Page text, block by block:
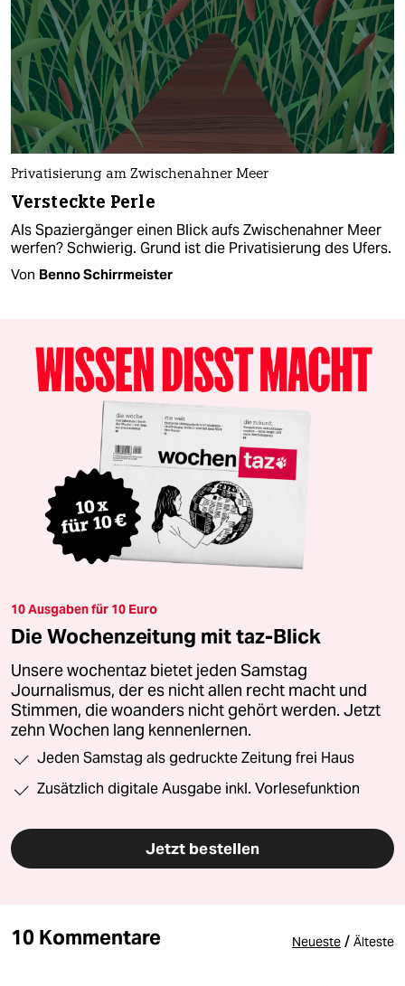
Privatisierung am Zwischenahner Meer
Versteckte Perle
Als Spaziergänger einen Blick aufs Zwischenahner Meer
werfen? Schwierig. Grund ist die Privatisierung des Ufers.
Von Benno Schirrmeister
10 Ausgaben für 10 Euro
Die Wochenzeitung mit taz-Blick
Unsere wochentaz bietet jeden Samstag
Journalismus, der es nicht allen recht macht und
Stimmen, die woanders nicht gehört werden. Jetzt
zehn Wochen lang kennenlernen.
Jeden Samstag als gedruckte Zeitung frei Haus
Zusätzlich digitale Ausgabe inkl. Vorlesefunktion
Jetzt bestellen
10 Kommentare Neueste / Älteste